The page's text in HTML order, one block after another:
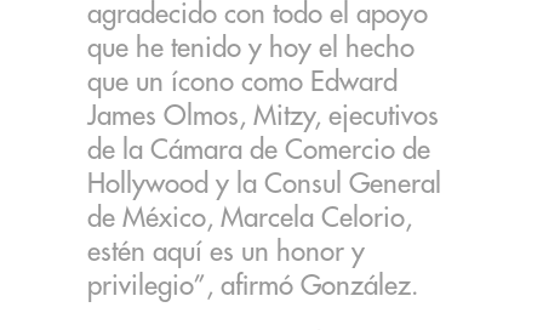
agradecido con todo el apoyo
que he tenido y hoy el hecho
que un ícono como Edward
James Olmos, Mitzy, ejecutivos
de la Cámara de Comercio de
Hollywood y la Consul General
de México, Marcela Celorio,
estén aquí es un honor y
privilegio”, afirmó González.